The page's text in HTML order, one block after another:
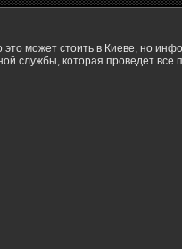
может стоить в Киеве, но
службы, которая проведет все